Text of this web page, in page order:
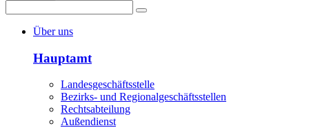
Über uns
Hauptamt
Landesgeschäftsstelle
Bezirks- und Regionalgeschäftsstellen
Rechtsabteilung
Außendienst